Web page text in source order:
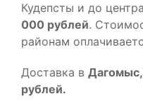
Кудепсты и до
000 рублей.
районам
Доставка в
рублей.